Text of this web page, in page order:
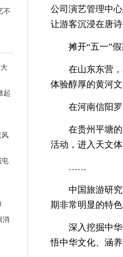
不
起
风
屯
消
公司演艺管理中
让游客沉浸在唐
摊开“五一”
在山东东营
体验醇厚的黄河文
在河南信阳
在贵州平塘
活动，进入天文
……
中国旅游研
期非常明显的特
深入挖掘中
悟中华文化、涵